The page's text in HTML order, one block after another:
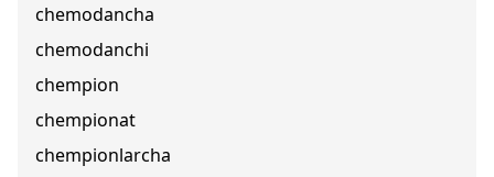
chemodancha
chemodanchi
chempion
chempionat
chempionlarcha